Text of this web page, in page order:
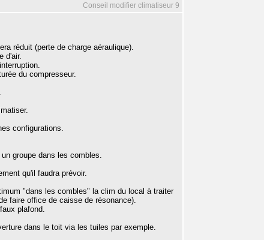
Conseil modifier climatiseur 9
réduit (perte de charge aéraulique).
d'air.
du compresseur.
configurations.
groupe dans les combles.
qu'il faudra prévoir.
"dans les combles" la clim du local à traiter
faire office de caisse de résonance).
plafond.
dans le toit via les tuiles par exemple.